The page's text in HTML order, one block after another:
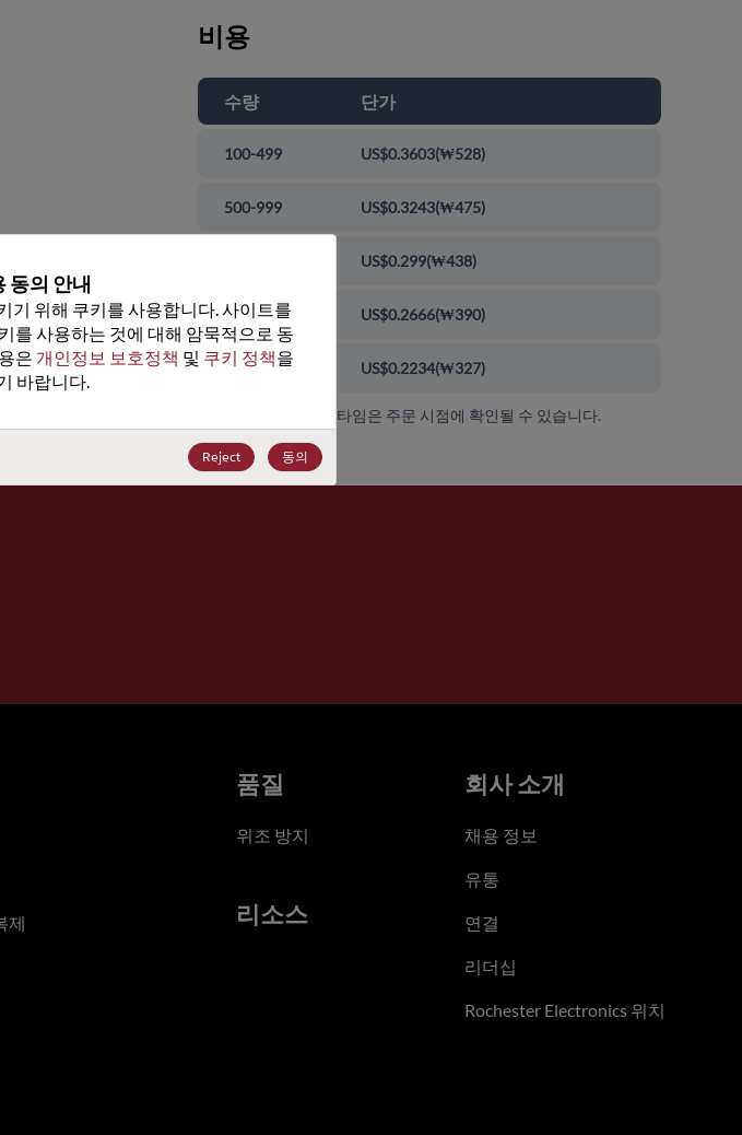
비용
수량 단가
100-499 US$0.3603(₩528)
500-999 US$0.3243(₩475)
US$0.299(₩438)
10000-99999 US$0.2666(₩390)
100000+ US$0.2234(₩327)
가격, 가용성 및 리드 타임은 주문 시점에 확인될 수 있습니다.
동의 안내
기 위해 쿠키를 사용합니다. 사이트를
를 사용하는 것에 대해 암묵적으로 동
은 개인정보 보호정책 및 쿠키 정책을
바랍니다.
Reject 동의
제
품질
위조 방지
리소스
회사 소개
채용 정보
유통
연결
리더십
Rochester Electronics 위치